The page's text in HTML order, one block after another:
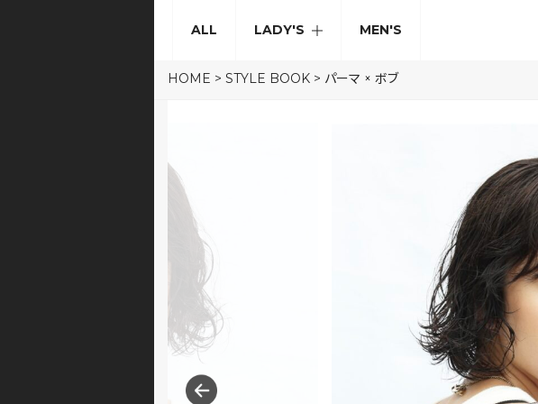
ALL LADY'S MEN'S
HOME >STYLE BOOK > パーマ × ボブ